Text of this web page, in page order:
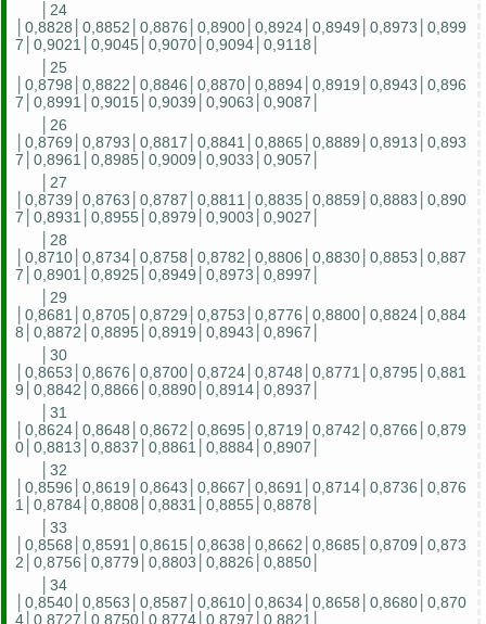
│24
│0,8828│0,8852│0,8876│0,8900│0,8924│0,8949│0,8973│0,899
7│0,9021│0,9045│0,9070│0,9094│0,9118│
│25
│0,8798│0,8822│0,8846│0,8870│0,8894│0,8919│0,8943│0,896
7│0,8991│0,9015│0,9039│0,9063│0,9087│
│26
│0,8769│0,8793│0,8817│0,8841│0,8865│0,8889│0,8913│0,893
7│0,8961│0,8985│0,9009│0,9033│0,9057│
│27
│0,8739│0,8763│0,8787│0,8811│0,8835│0,8859│0,8883│0,890
7│0,8931│0,8955│0,8979│0,9003│0,9027│
│28
│0,8710│0,8734│0,8758│0,8782│0,8806│0,8830│0,8853│0,887
7│0,8901│0,8925│0,8949│0,8973│0,8997│
│29
│0,8681│0,8705│0,8729│0,8753│0,8776│0,8800│0,8824│0,884
8│0,8872│0,8895│0,8919│0,8943│0,8967│
│30
│0,8653│0,8676│0,8700│0,8724│0,8748│0,8771│0,8795│0,881
9│0,8842│0,8866│0,8890│0,8914│0,8937│
│31
│0,8624│0,8648│0,8672│0,8695│0,8719│0,8742│0,8766│0,879
0│0,8813│0,8837│0,8861│0,8884│0,8907│
│32
│0,8596│0,8619│0,8643│0,8667│0,8691│0,8714│0,8736│0,876
1│0,8784│0,8808│0,8831│0,8855│0,8878│
│33
│0,8568│0,8591│0,8615│0,8638│0,8662│0,8685│0,8709│0,873
2│0,8756│0,8779│0,8803│0,8826│0,8850│
│34
│0,8540│0,8563│0,8587│0,8610│0,8634│0,8658│0,8680│0,870
4│0,8727│0,8750│0,8774│0,8797│0,8821│